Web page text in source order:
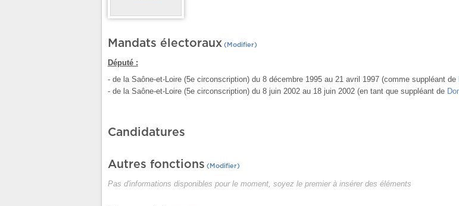
Mandats électoraux(Modifier)
Député :
- de la Saône-et-Loire (5e circonscription) du 8 décembre 1995 au 21 avril 1997 (comme suppléant de
- de la Saône-et-Loire (5e circonscription) du 8 juin 2002 au 18 juin 2002 (en tant que suppléant de
Candidatures
Autres fonctions (Modifier)
Pas d'informations disponibles pour le moment, soyez le premier à insérer des éléments